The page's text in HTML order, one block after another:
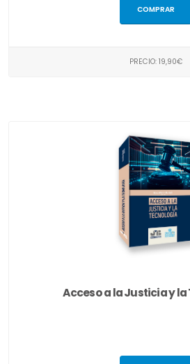
COMPRAR
PRECIO: 19,90€
Acceso a la Justicia y